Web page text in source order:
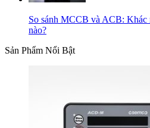
So sánh MCCB và ACB: Khác
nào?
Sản Phẩm Nổi Bật